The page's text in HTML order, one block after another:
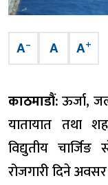
A– A A+
काठमाडौं:ऊर्जा,
यातायात तथा
विद्युतीय
रोजगारी दिने